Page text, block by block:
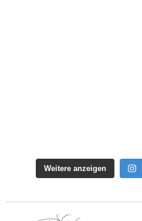
Weitere anzeigen